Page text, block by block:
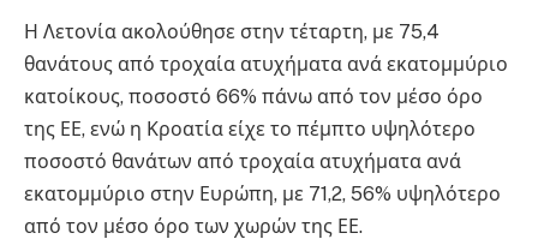
Η Λετονία ακολούθησε στην τέταρτη, με 75,4
θανάτους από τροχαία ατυχήματα ανά εκατομμύριο
κατοίκους, ποσοστό 66% πάνω από τον μέσο όρο
της ΕΕ, ενώ η Κροατία είχε το πέμπτο υψηλότερο
ποσοστό θανάτων από τροχαία ατυχήματα ανά
εκατομμύριο στην Ευρώπη, με 71,2, 56% υψηλότερο
από τον μέσο όρο των χωρών της ΕΕ.